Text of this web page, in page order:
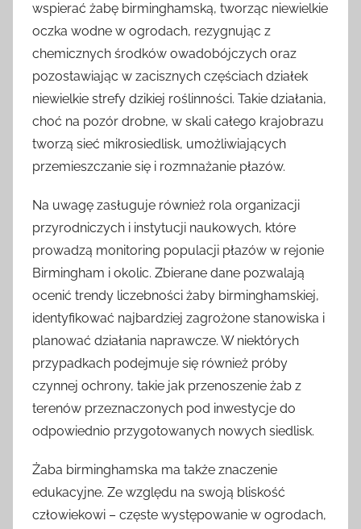
wspierać żabę birminghamską, tworząc niewielkie
oczka wodne w ogrodach, rezygnując z
chemicznych środków owadobójczych oraz
pozostawiając w zacisznych częściach działek
niewielkie strefy dzikiej roślinności. Takie działania,
choć na pozór drobne, w skali całego krajobrazu
tworzą sieć mikrosiedlisk, umożliwiających
przemieszczanie się i rozmnażanie płazów.
Na uwagę zasługuje również rola organizacji
przyrodniczych i instytucji naukowych, które
prowadzą monitoring populacji płazów w rejonie
Birmingham i okolic. Zbierane dane pozwalają
ocenić trendy liczebności żaby birminghamskiej,
identyfikować najbardziej zagrożone stanowiska i
planować działania naprawcze. W niektórych
przypadkach podejmuje się również próby
czynnej ochrony, takie jak przenoszenie żab z
terenów przeznaczonych pod inwestycje do
odpowiednio przygotowanych nowych siedlisk.
Żaba birminghamska ma także znaczenie
edukacyjne. Ze względu na swoją bliskość
człowiekowi – częste występowanie w ogrodach,